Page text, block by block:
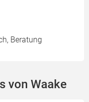
Beratung
von Waake